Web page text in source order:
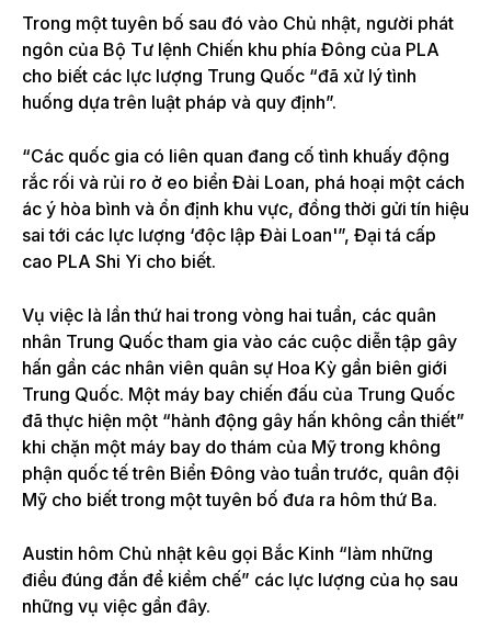
Trong một tuyên bố sau đó vào Chủ nhật, người phát
ngôn của Bộ Tư lệnh Chiến khu phía Đông của PLA
cho biết các lực lượng Trung Quốc “đã xử lý tình
huống dựa trên luật pháp và quy định”.
“Các quốc gia có liên quan đang cố tình khuấy động
rắc rối và rủi ro ở eo biển Đài Loan, phá hoại một cách
ác ý hòa bình và ổn định khu vực, đồng thời gửi tín hiệu
sai tới các lực lượng ‘độc lập Đài Loan'”, Đại tá cấp
cao PLA Shi Yi cho biết.
Vụ việc là lần thứ hai trong vòng hai tuần, các quân
nhân Trung Quốc tham gia vào các cuộc diễn tập gây
hấn gần các nhân viên quân sự Hoa Kỳ gần biên giới
Trung Quốc. Một máy bay chiến đấu của Trung Quốc
đã thực hiện một “hành động gây hấn không cần thiết”
khi chặn một máy bay do thám của Mỹ trong không
phận quốc tế trên Biển Đông vào tuần trước, quân đội
Mỹ cho biết trong một tuyên bố đưa ra hôm thứ Ba.
Austin hôm Chủ nhật kêu gọi Bắc Kinh “làm những
điều đúng đắn để kiềm chế” các lực lượng của họ sau
những vụ việc gần đây.